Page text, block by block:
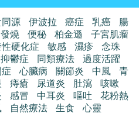
源 伊波拉 癌症 乳癌
腸
發燒
便秘 柏金遜
子宮肌瘤
硬化症
敏感 濕疹
念珠
抑鬱症
同類療法
過度活躍
心臟病 關節炎 中風
青
痔瘡 尿道炎 肚瀉
咳嗽
感冒 中耳炎 嘔吐
花粉熱
自然療法 生食 心靈